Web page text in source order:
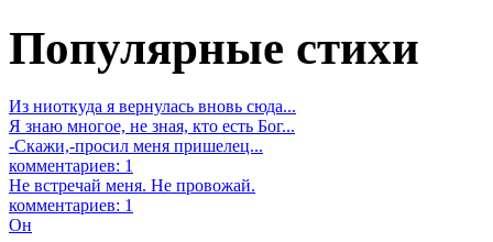
Популярные стихи
Из ниоткуда я вернулась вновь сюда...
Я знаю многое, не зная, кто есть Бог...
-Скажи,-просил меня пришелец...
комментариев: 1
Не встречай меня. Не провожай.
комментариев: 1
Он